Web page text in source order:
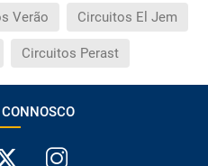
Verão Circuitos El Jem
Circuitos Perast